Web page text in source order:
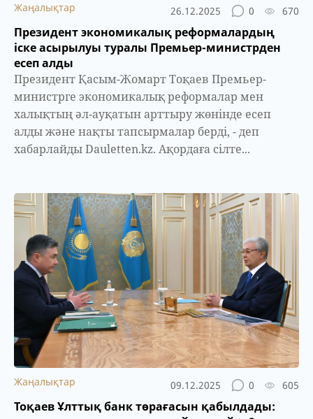
Жаңалықтар 26.12.2025 0 670
Президент экономикалық реформалардың
іске асырылуы туралы Премьер-министрден
есеп алды
Президент Қасым-Жомарт Тоқаев Премьер-
министрге экономикалық реформалар мен
халықтың әл-ауқатын арттыру жөнінде есеп
алды және нақты тапсырмалар берді, - деп
хабарлайды Dauletten.kz. Ақордаға сілте...
Жаңалықтар 09.12.2025 0 605
Тоқаев Ұлттық банк төрағасын қабылдады: